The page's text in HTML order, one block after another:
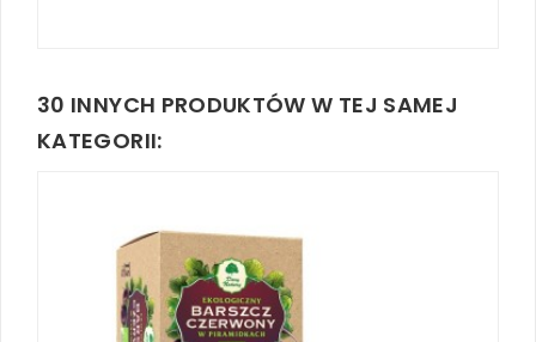
30 INNYCH PRODUKTÓW W TEJ SAMEJ
KATEGORII: